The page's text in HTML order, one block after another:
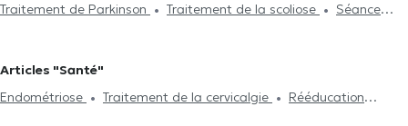
Woluwe-Saint-Lambert
Kinésithérapeutes à Charleroi
Watermael-Boitsfort
Schaerbeek
Kinésithérapeutes à Saint-Josse-Ten-Noode
Traitement de Parkinson
Traitement de la scoliose
Séance
cervicalgie
Réflexologie plantaire
Rééducation respiratoire
Rééducation abdominale
Post-
Articles "Santé"
Endométriose
Traitement de la cervicalgie
Rééducation